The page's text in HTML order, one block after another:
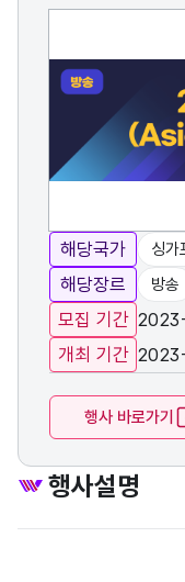
해당국가 싱가
해당장르 방송
모집 기간
개최 기간
행사 바로가기
행사설명